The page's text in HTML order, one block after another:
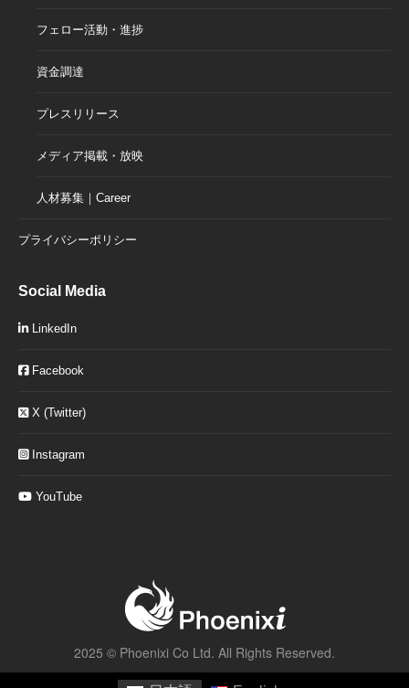
フェロー活動・進捗
資金調達
プレスリリース
メディア掲載・放映
人材募集｜Career
プライバシーポリシー
Social Media
LinkedIn
Facebook
X (Twitter)
Instagram
YouTube
2025 © Phoenixi Co Ltd. All Rights Reserved.